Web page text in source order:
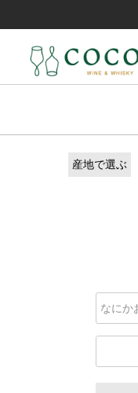
産地で選ぶ